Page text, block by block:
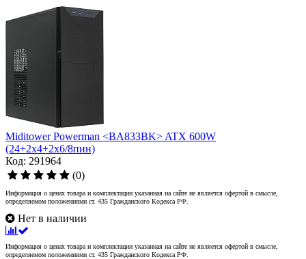
Miditower Powerman <BA833BK> ATX 600W
(24+2x4+2x6/8пин)
Код: 291964
(0)
Информация о ценах товара и комплектации указанная на сайте не является офертой в смысле,
определяемом положениями ст. 435 Гражданского Кодекса РФ.
Нет в наличии
Информация о ценах товара и комплектации указанная на сайте не является офертой в смысле,
определяемом положениями ст. 435 Гражданского Кодекса РФ.